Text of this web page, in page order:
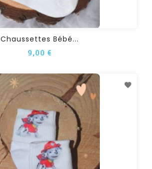
Chaussettes Bébé...
9,00 €